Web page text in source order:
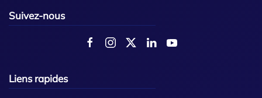
Suivez-nous
Liens rapides